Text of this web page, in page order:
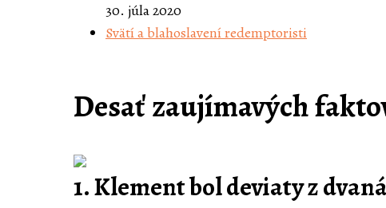
30. júla 2020
Svätí a blahoslavení redemptoristi
Desať zaujímavých
1. Klement bol deviaty z